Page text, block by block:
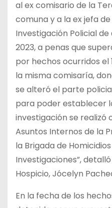
al ex comisario de la
comuna y a la ex jefa
Investigación Policial
2023, a penas que
por hechos ocurridos el
la misma comisaría,
se alteró el parte
para poder establecer
investigación se realizó
Asuntos Internos de la
la Brigada de
Investigaciones”,
Hospicio, Jócelyn
En la fecha de los